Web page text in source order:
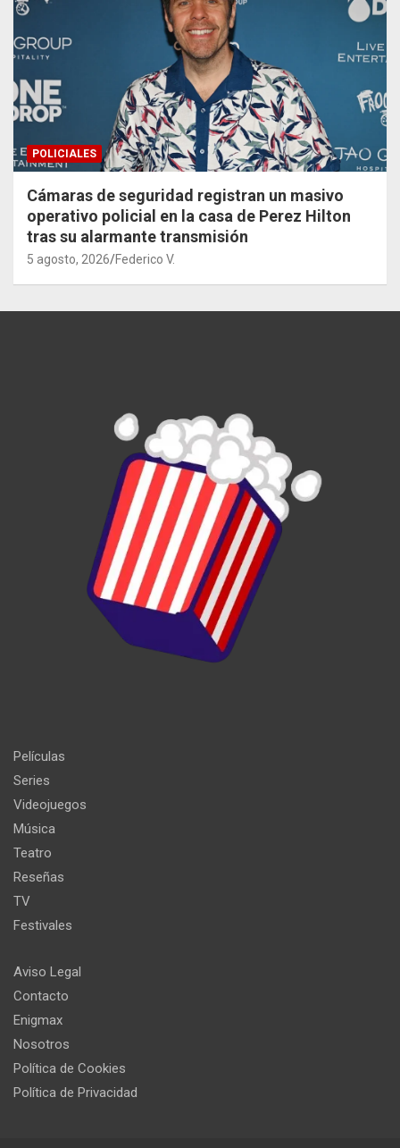
POLICIALES
Cámaras de seguridad registran un masivo
operativo policial en la casa de Perez Hilton
tras su alarmante transmisión
5 agosto, 2026 Federico V.
Películas
Series
Videojuegos
Música
Teatro
Reseñas
TV
Festivales
Aviso Legal
Contacto
Enigmax
Nosotros
Política de Cookies
Política de Privacidad